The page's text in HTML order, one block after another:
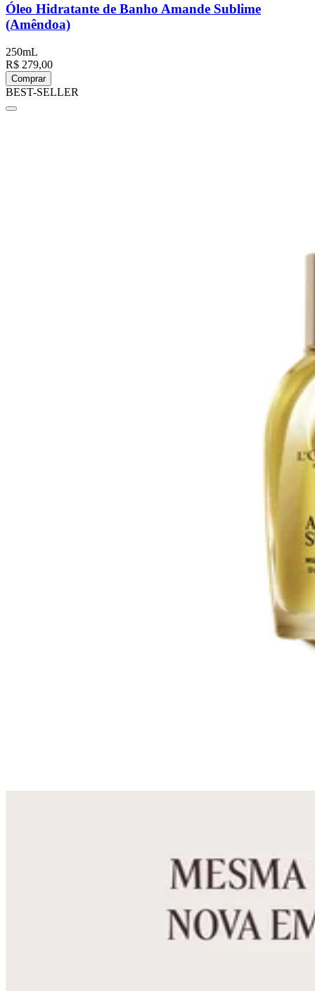
Óleo Hidratante de Banho Amande Sublime
(Amêndoa)
250mL
R$ 279,00
Comprar
BEST-SELLER